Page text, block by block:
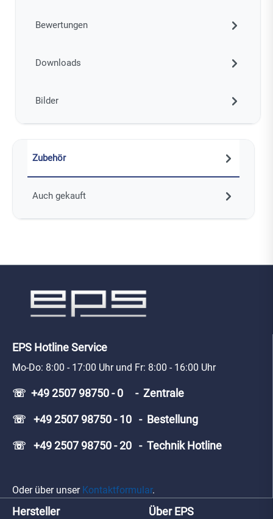
Bewertungen
Downloads
Bilder
Zubehör
Auch gekauft
EPS Hotline Service
Mo-Do: 8:00 - 17:00 Uhr und Fr: 8:00 - 16:00 Uhr
☏ +49 2507 98750 - 0 - Zentrale
☏ +49 2507 98750 - 10 - Bestellung
☏ +49 2507 98750 - 20 - Technik Hotline
Oder über unser Kontaktformular.
Hersteller Über EPS